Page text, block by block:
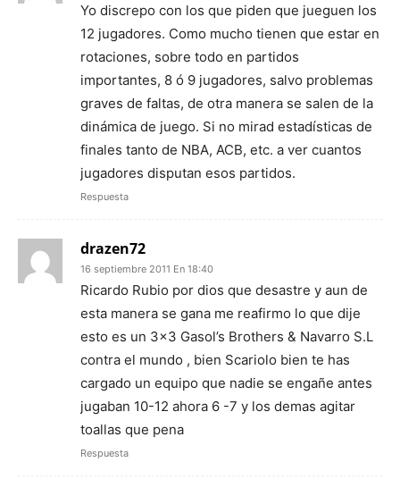
Yo discrepo con los que piden que jueguen los
12 jugadores. Como mucho tienen que estar en
rotaciones, sobre todo en partidos
importantes, 8 ó 9 jugadores, salvo problemas
graves de faltas, de otra manera se salen de la
dinámica de juego. Si no mirad estadísticas de
finales tanto de NBA, ACB, etc. a ver cuantos
jugadores disputan esos partidos.
Respuesta
drazen72
16 septiembre 2011 En 18:40
Ricardo Rubio por dios que desastre y aun de
esta manera se gana me reafirmo lo que dije
esto es un 3×3 Gasol’s Brothers & Navarro S.L
contra el mundo , bien Scariolo bien te has
cargado un equipo que nadie se engañe antes
jugaban 10-12 ahora 6 -7 y los demas agitar
toallas que pena
Respuesta